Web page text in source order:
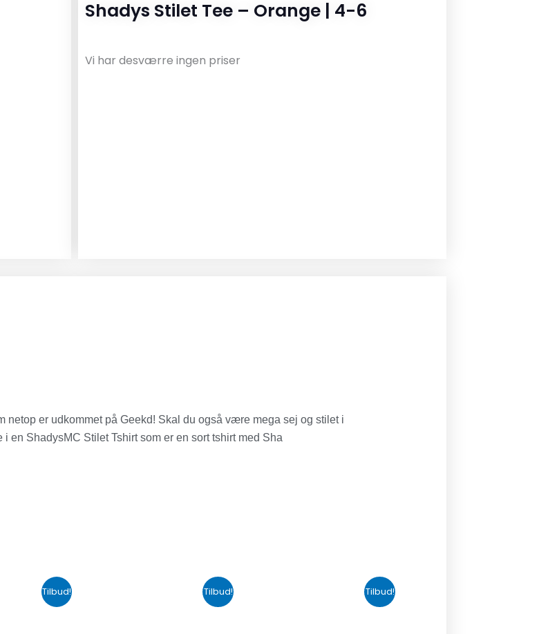
Shadys Stilet Tee – Orange | 4-6
Vi har desværre ingen priser
netop er udkommet på Geekd! Skal du også være mega sej og stilet i
en ShadysMC Stilet Tshirt som er en sort tshirt med Sha
Tilbud!
Den
aktuelle
Tilbud!
oprindelige
Den
aktuelle
Tilbud!
oprindelige
Den
aktuelle